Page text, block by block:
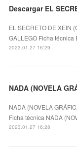
Descargar EL
EL SECRETO DE XEIN
GALLEGO Ficha técnica
2023.01.27 16:29
NADA (NOVELA
NADA (NOVELA
Ficha técnica NADA
2023.01.27 16:28